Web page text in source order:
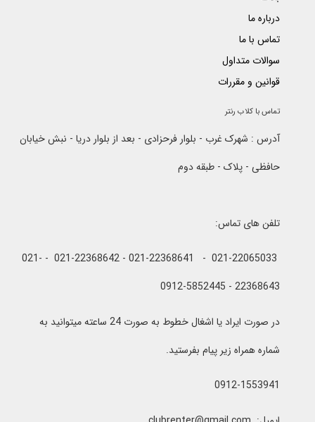
درباره ما
تماس با ما
سوالات متداول
قوانین و مقررات
تماس با کلاب رنتر
آدرس : شهرک غرب - بلوار فرحزادی - بعد از بلوار دریا - نبش خیابان
حافظی - پلاک - طبقه دوم
تلفن های تماس:
021-22065033 - 021-22368641 - 021-22368642 - 021-
22368643 - 0912-5852445
در صورت ایراد یا اشغال خطوط به صورت 24 ساعته میتوانید به
شماره همراه زیر پیام بفرستید.
0912-1553941